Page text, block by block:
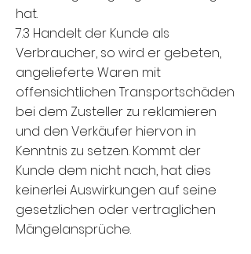
hat.
7.3 Handelt der Kunde als
Verbraucher, so wird er gebeten,
angelieferte Waren mit
offensichtlichen Transportschäden
bei dem Zusteller zu reklamieren
und den Verkäufer hiervon in
Kenntnis zu setzen. Kommt der
Kunde dem nicht nach, hat dies
keinerlei Auswirkungen auf seine
gesetzlichen oder vertraglichen
Mängelansprüche.